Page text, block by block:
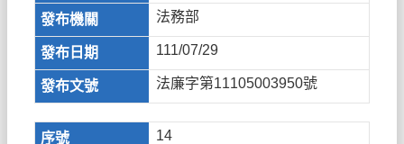
法務部
111/07/29
法廉字第11105003950號
14